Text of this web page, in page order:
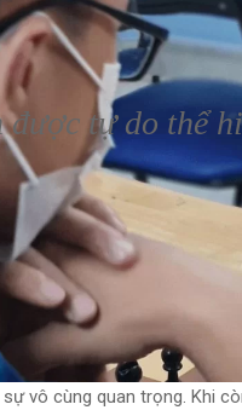
được tự do thể
vô cùng quan trọng. Khi